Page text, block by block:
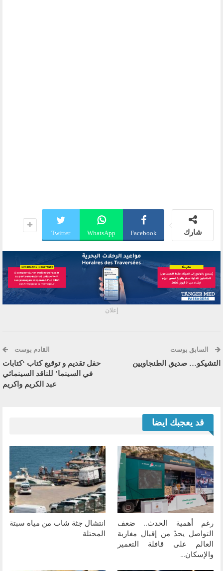
شارك Facebook
WhatsApp
Twitter
إعلان
السابق بوست
التشيكو… صديق الطنجاويين
القادم بوست
حفل تقديم و توقيع كتاب ‘كتابات
في السينما’ للناقد السينمائي
عبد الكريم واكريم
قد يعجبك ايضا
رغم أهمية الحدث.. ضعف
التواصل يحدّ من إقبال مغاربة
العالم على قافلة التعمير
والإسكان…
انتشال جثة شاب من مياه سبتة
المحتلة